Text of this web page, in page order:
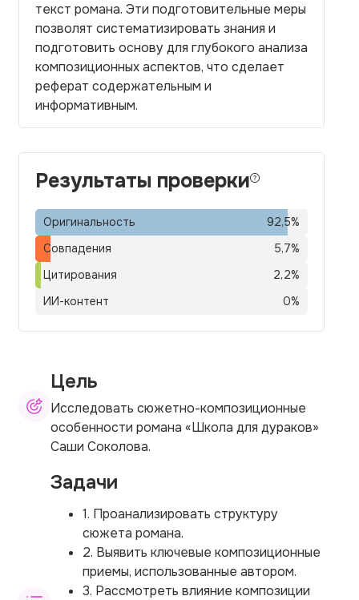
текст романа. Эти подготовительные меры
позволят систематизировать знания и
подготовить основу для глубокого анализа
композиционных аспектов, что сделает
реферат содержательным и
информативным.
Результаты проверки
Оригинальность 92,5%
Совпадения
5,7%
Цитирования
2,2%
ИИ-контент
0%
Цель
Исследовать сюжетно-композиционные
особенности романа «Школа для дураков»
Саши Соколова.
Задачи
1. Проанализировать структуру
сюжета романа.
2. Выявить ключевые композиционные
приемы, использованные автором.
3. Рассмотреть влияние композиции